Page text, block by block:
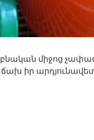
միջոց
իր